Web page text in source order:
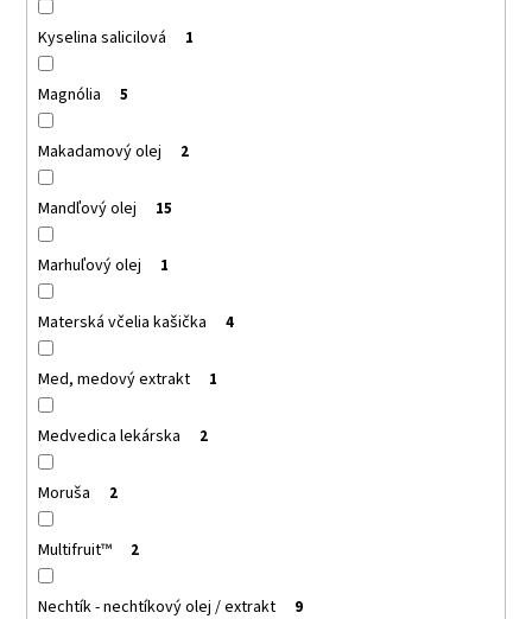
Kyselina salicilová 1
Magnólia 5
Makadamový olej 2
Mandľový olej 15
Marhuľový olej 1
Materská včelia kašička 4
Med, medový extrakt 1
Medvedica lekárska 2
Moruša 2
Multifruit™ 2
Nechtík - nechtíkový olej / extrakt 9